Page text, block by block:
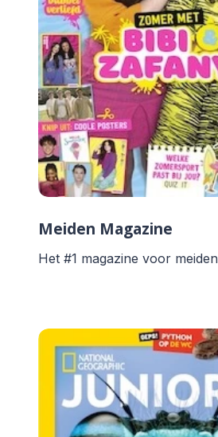
Meiden Magazine
Het #1 magazine voor meiden